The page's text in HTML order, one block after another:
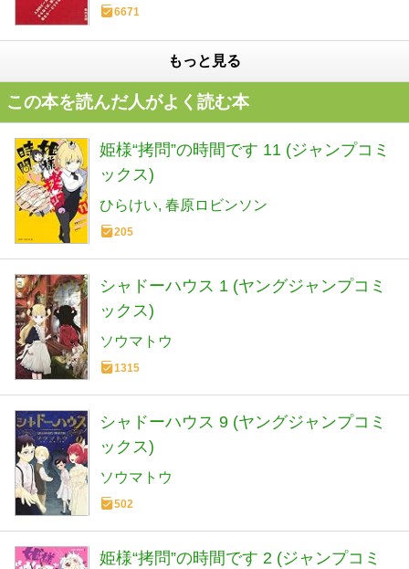
6671
もっと見る
この本を読んだ人がよく読む本
姫様“拷問”の時間です 11 (ジャンプコミ
ックス)
ひらけい 春原ロビンソン
205
シャドーハウス 1 (ヤングジャンプコミ
ックス)
ソウマトウ
1315
シャドーハウス 9 (ヤングジャンプコミ
ックス)
ソウマトウ
502
姫様“拷問”の時間です 2 (ジャンプコミ